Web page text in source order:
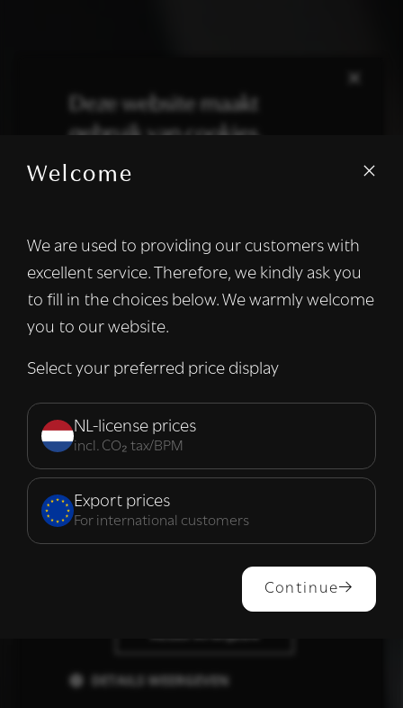
Welcome
We are used to providing our customers with
excellent service. Therefore, we kindly ask you
to fill in the choices below. We warmly welcome
you to our website.
Select your preferred price display
NL-license prices
incl. CO₂ tax/BPM
Export prices
For international customers
Continue
×
Deze website maakt
gebruik van cookies.
We gebruiken cookies om inhoud en
informatie over uw gebruik van onze site
met onze advertentie- en analysepartners,
die deze kunnen combineren met andere
informatie die u aan hen heeft verstrekt of
van hun diensten. Lees verder
Strikt
noodzakelijk
Prestatie Targeting
ALLES ACCEPTEREN
DETAILS WEERGEVEN